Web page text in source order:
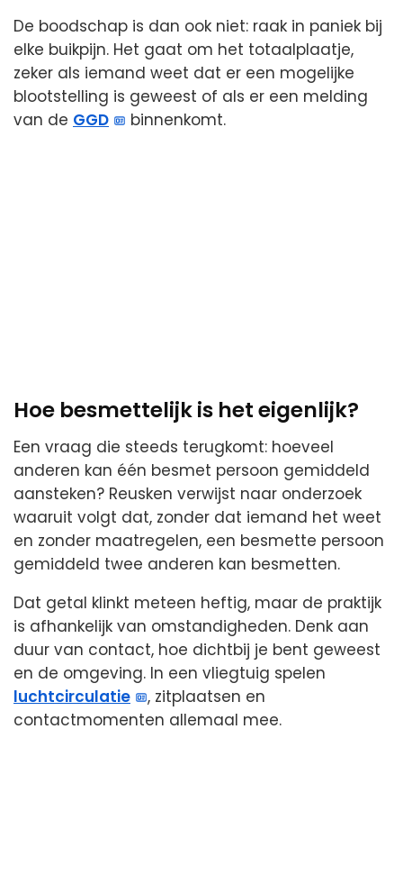
De boodschap is dan ook niet: raak in paniek bij
elke buikpijn. Het gaat om het totaalplaatje,
zeker als iemand weet dat er een mogelijke
blootstelling is geweest of als er een melding
van de GGD binnenkomt.
Hoe besmettelijk is het eigenlijk?
Een vraag die steeds terugkomt: hoeveel
anderen kan één besmet persoon gemiddeld
aansteken? Reusken verwijst naar onderzoek
waaruit volgt dat, zonder dat iemand het weet
en zonder maatregelen, een besmette persoon
gemiddeld twee anderen kan besmetten.
Dat getal klinkt meteen heftig, maar de praktijk
is afhankelijk van omstandigheden. Denk aan
duur van contact, hoe dichtbij je bent geweest
en de omgeving. In een vliegtuig spelen
luchtcirculatie
, zitplaatsen en
contactmomenten allemaal mee.